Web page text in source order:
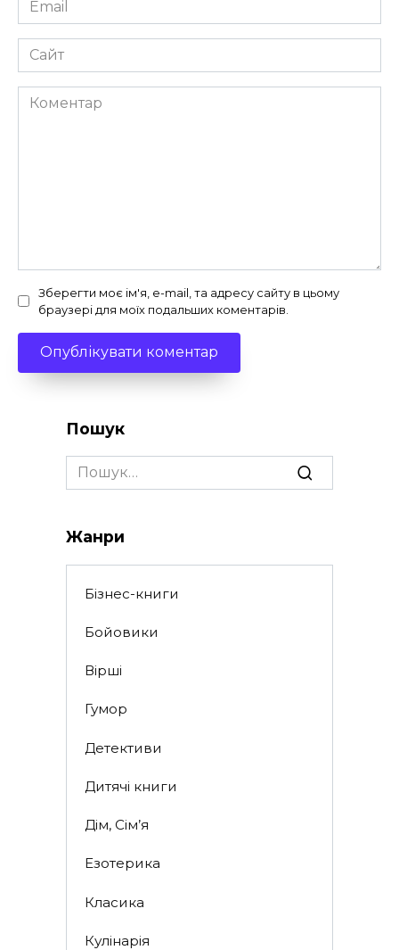
*
Сайт
Коментар
Зберегти моє ім'я, e-mail, та адресу сайту в цьому
браузері для моїх подальших коментарів.
Пошук
Search
for:
Жанри
Бізнес-книги
Бойовики
Вірші
Гумор
Детективи
Дитячі книги
Дім, Сім’я
Езотерика
Класика
Кулінарія